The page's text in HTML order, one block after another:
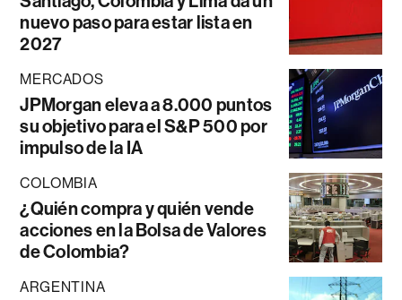
nuevo paso para estar lista en
2027
MERCADOS
JPMorgan eleva a 8.000 puntos
su objetivo para el S&P 500 por
impulso de la IA
COLOMBIA
¿Quién compra y quién vende
acciones en la Bolsa de Valores
de Colombia?
ARGENTINA